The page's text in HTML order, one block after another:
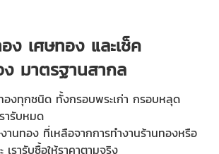
ง เศษทอง และเช็ค
ง มาตรฐานสากล
งทุกชนิด ทั้งกรอบพระเก่า กรอบหลุด
ารับหมด
านทอง ที่เหลือจากการทำงานร้านทองหรือ
รารับซื้อให้ราคาตามจริง